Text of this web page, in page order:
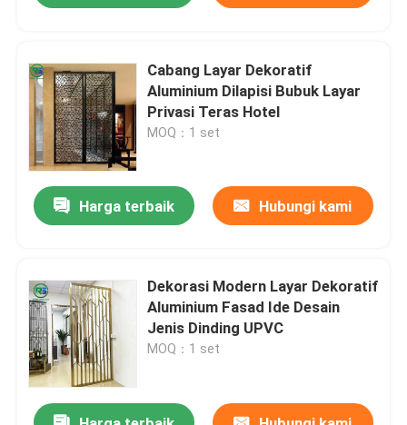
Cabang Layar Dekoratif
Aluminium Dilapisi Bubuk Layar
Privasi Teras Hotel
MOQ：1 set
Harga terbaik Hubungi kami
Dekorasi Modern Layar Dekoratif
Aluminium Fasad Ide Desain
Jenis Dinding UPVC
MOQ：1 set